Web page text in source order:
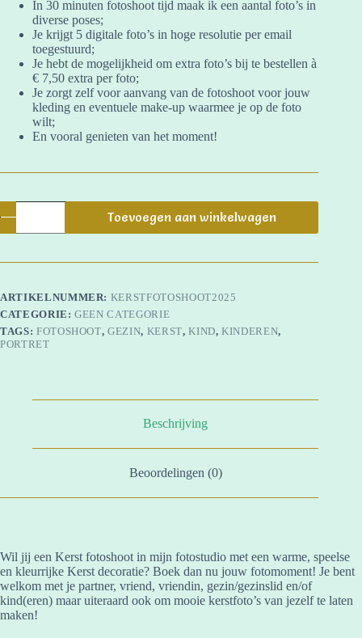
In 30 minuten fotoshoot tijd maak ik een aantal foto’s in
diverse poses;
Je krijgt 5 digitale foto’s in hoge resolutie per email
toegestuurd;
Je hebt de mogelijkheid om extra foto’s bij te bestellen à
€ 7,50 extra per foto;
Je zorgt zelf voor aanvang van de fotoshoot voor jouw
kleding en eventuele make-up waarmee je op de foto
wilt;
En vooral genieten van het moment!
Kerst
Fotoshoot
aantal
Toevoegen aan winkelwagen
ARTIKELNUMMER: KERSTFOTOSHOOT2025
CATEGORIE:GEEN CATEGORIE
TAGS: FOTOSHOOT,GEZIN, KERST,KIND,KINDEREN,
PORTRET
Beschrijving
Beoordelingen (0)
Wil jij een Kerst fotoshoot in mijn fotostudio met een warme, speelse
en kleurrijke Kerst decoratie? Boek dan nu jouw fotomoment! Je bent
welkom met je partner, vriend, vriendin, gezin/gezinslid en/of
kind(eren) maar uiteraard ook om mooie kerstfoto’s van jezelf te laten
maken!